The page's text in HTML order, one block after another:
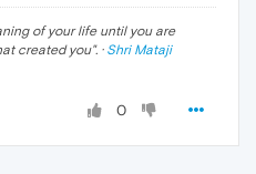
of your life until you are
created you". · Shri Mataji
0